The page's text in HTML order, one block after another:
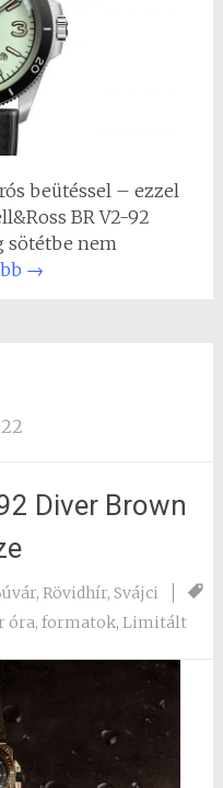
beütéssel – ezzel
BR V2-92
sötétbe nem
→
Diver Brown
, Rövidhír, Svájci
óra,formatok,Limitált